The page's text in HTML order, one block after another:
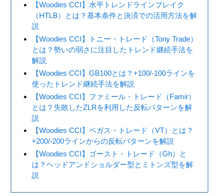
【Woodies CCI】水平トレンドラインブレイク
（HTLB）とは？基本条件と決済での活用方法を解
説
【Woodies CCI】トニー・トレード（Tony Trade）
とは？勢いの弱さに注目したトレンド継続手法を
解説
【Woodies CCI】GB100とは？+100/-100ラインを
使ったトレンド継続手法を解説
【Woodies CCI】ファミール・トレード（Famir）
とは？失敗したZLRを利用した反転パターンを解
説
【Woodies CCI】ベガス・トレード（VT）とは？
+200/-200ラインからの反転パターンを解説
【Woodies CCI】ゴースト・トレード（Gh）と
は？ヘッドアンドショルダー型とミトンズ型を解
説